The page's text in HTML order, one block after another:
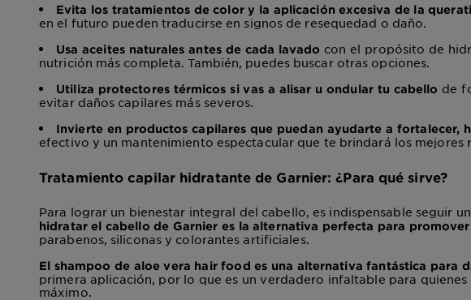
Evita los tratamientos de color y la aplicación excesiva de la
en el futuro pueden traducirse en signos de resequedad o daño.
Usa aceites naturales antes de cada lavado con el propósito de
nutrición más completa. También, puedes buscar otras opciones.
Utiliza protectores térmicos si vas a alisar u ondular tu cabello de
evitar daños capilares más severos.
Invierte en productos capilares que puedan ayudarte a fortalecer,
efectivo y un mantenimiento espectacular que te brindará los mejores
Tratamiento capilar hidratante de Garnier: ¿Para qué sirve?
Para lograr un bienestar integral del cabello, es indispensable seguir
hidratar el cabello de Garnier es la alternativa perfecta para
parabenos, siliconas y colorantes artificiales.
El shampoo de aloe vera hair food es una alternativa fantástica para
primera aplicación, por lo que es un verdadero infaltable para
máximo.